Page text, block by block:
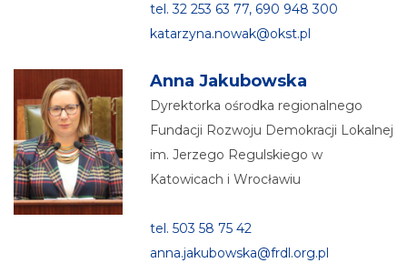
tel. 32 253 63 77, 690 948 300
katarzyna.nowak@okst.pl
Anna Jakubowska
Dyrektorka ośrodka regionalnego
Fundacji Rozwoju Demokracji Lokalnej
im. Jerzego Regulskiego w
Katowicach i Wrocławiu
tel. 503 58 75 42
anna.jakubowska@frdl.org.pl